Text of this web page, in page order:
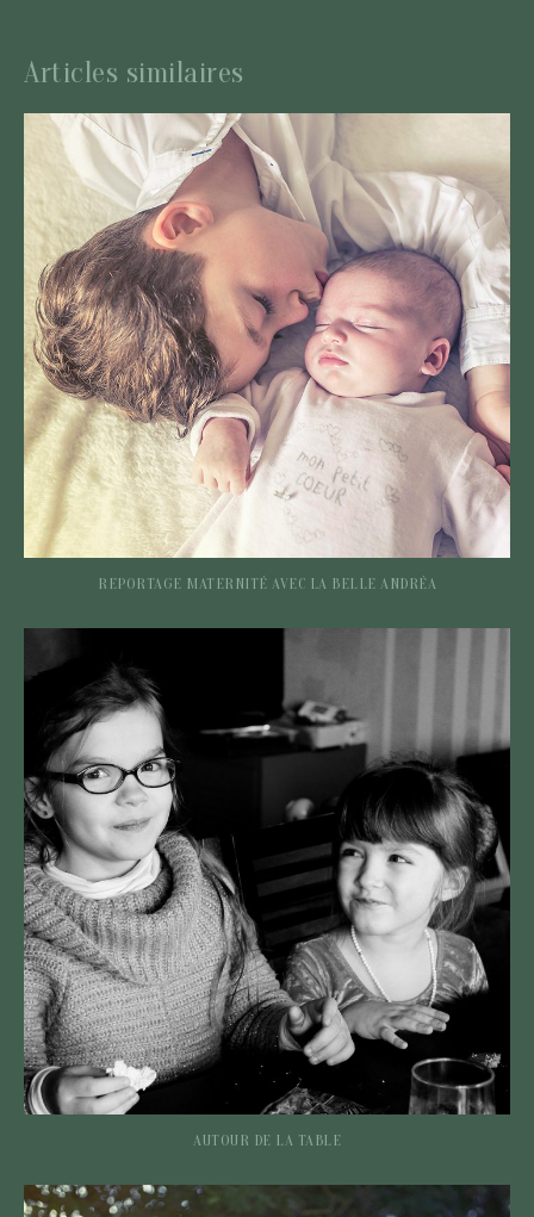
Articles similaires
REPORTAGE MATERNITÉ AVEC LA BELLE ANDRÉA
AUTOUR DE LA TABLE